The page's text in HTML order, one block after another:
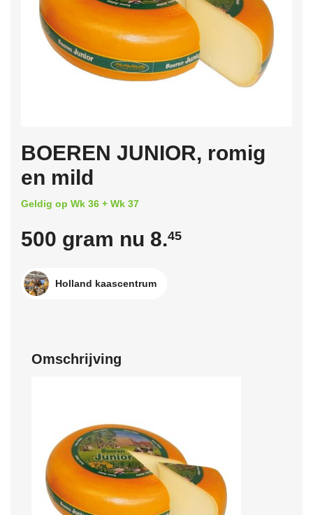
BOEREN JUNIOR, romig
en mild
Geldig op Wk 36 + Wk 37
500 gram nu 8.45
Holland kaascentrum
Omschrijving